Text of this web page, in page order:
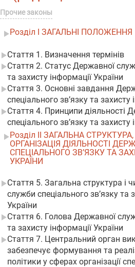
Прочие законы
Розділ I ЗАГАЛЬНІ ПОЛОЖЕННЯ
Стаття 1. Визначення термінів
Стаття 2. Статус Державної
та захисту інформації України
Стаття 3. Основні завдання
спеціального зв’язку та захисту
Стаття 4. Принципи діяльності
спеціального зв’язку та захисту
Розділ II ЗАГАЛЬНА
ОРГАНІЗАЦІЯ ДІЯЛЬНОСТІ
СПЕЦІАЛЬНОГО ЗВ’ЯЗКУ ТА
УКРАЇНИ
Стаття 5. Загальна структура і
служби спеціального зв’язку та
України
Стаття 6. Голова Державної
та захисту інформації України
Стаття 7. Центральний орган
забезпечує формування та
політики у сферах організації